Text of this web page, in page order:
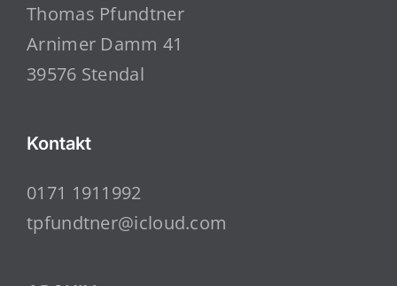
Thomas Pfundtner
Arnimer Damm 41
39576 Stendal
Kontakt
0171 1911992
tpfundtner@icloud.com